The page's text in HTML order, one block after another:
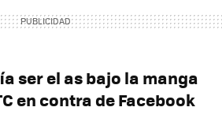
ser el as bajo la manga
en contra de Facebook